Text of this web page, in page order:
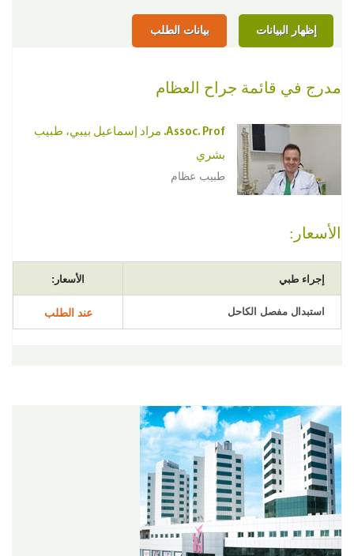
إظهار البيانات بيانات الطلب
مدرج في قائمة جراح العظام
Assoc. Prof. مراد إسماعيل بيبي، طبيب
بشري
طبيب عظام
الأسعار:
إجراء طبي الأسعار:
استبدال مفصل الكاحل عند الطلب